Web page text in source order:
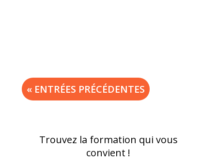
« ENTRÉES PRÉCÉDENTES
Trouvez la formation qui vous
convient !